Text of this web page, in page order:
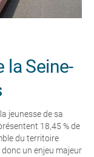
la Seine-
jeunesse de sa
18,45 % de
du territoire
un enjeu majeur